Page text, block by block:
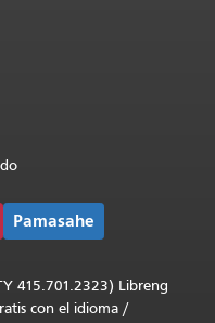
Pamasahe
415.701.2323) Libreng
con el idioma /